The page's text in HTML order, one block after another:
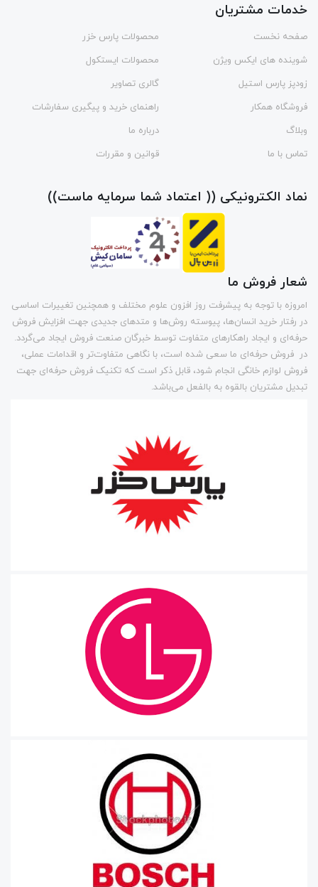
خدمات مشتریان
صفحه نخست
محصولات پارس خزر
شوینده های ایکس ویژن
محصولات ایستکول
زودپز پارس استیل
گالری تصاویر
فروشگاه همکار
راهنمای خرید و پیگیری سفارشات
وبلاگ
درباره ما
تماس با ما
قوانین و مقررات
نماد الکترونیکی (( اعتماد شما سرمایه ماست))
شعار فروش ما
امروزه با توجه به پیشرفت روز افزون علوم مختلف و همچنین تغییرات اساسی
در رفتار خرید انسان‌ها، پیوسته روش‌ها و متد‌های جدیدی جهت افزایش فروش
حرفه‌ای و ایجاد راهکارهای متفاوت توسط خبرگان صنعت فروش ایجاد می‌گردد.
در فروش حرفه‌ای ما سعی شده است، با نگاهی متفاوت‌تر و اقدامات عملی،
فروش لوازم خانگی انجام شود، قابل ذکر است که تکنیک فروش حرفه‌ای جهت
تبدیل مشتریان بالقوه به بالفعل می‌باشد.